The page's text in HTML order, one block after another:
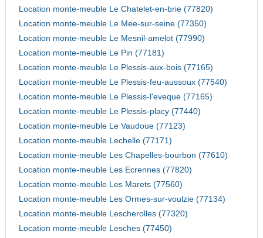
Location monte-meuble Le Chatelet-en-brie (77820)
Location monte-meuble Le Mee-sur-seine (77350)
Location monte-meuble Le Mesnil-amelot (77990)
Location monte-meuble Le Pin (77181)
Location monte-meuble Le Plessis-aux-bois (77165)
Location monte-meuble Le Plessis-feu-aussoux (77540)
Location monte-meuble Le Plessis-l'eveque (77165)
Location monte-meuble Le Plessis-placy (77440)
Location monte-meuble Le Vaudoue (77123)
Location monte-meuble Lechelle (77171)
Location monte-meuble Les Chapelles-bourbon (77610)
Location monte-meuble Les Ecrennes (77820)
Location monte-meuble Les Marets (77560)
Location monte-meuble Les Ormes-sur-voulzie (77134)
Location monte-meuble Lescherolles (77320)
Location monte-meuble Lesches (77450)